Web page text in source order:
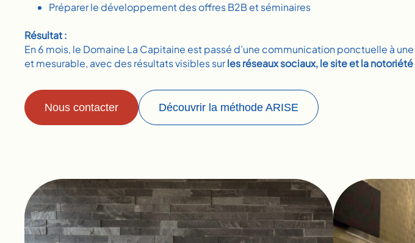
Préparer le développement des offres B2B et séminaires
Résultat :
En 6 mois, le Domaine La Capitaine est passé d’une communication ponctuelle à une
et mesurable, avec des résultats visibles surles réseaux sociaux, le site et la
Nous contacter Découvrir la méthode ARISE